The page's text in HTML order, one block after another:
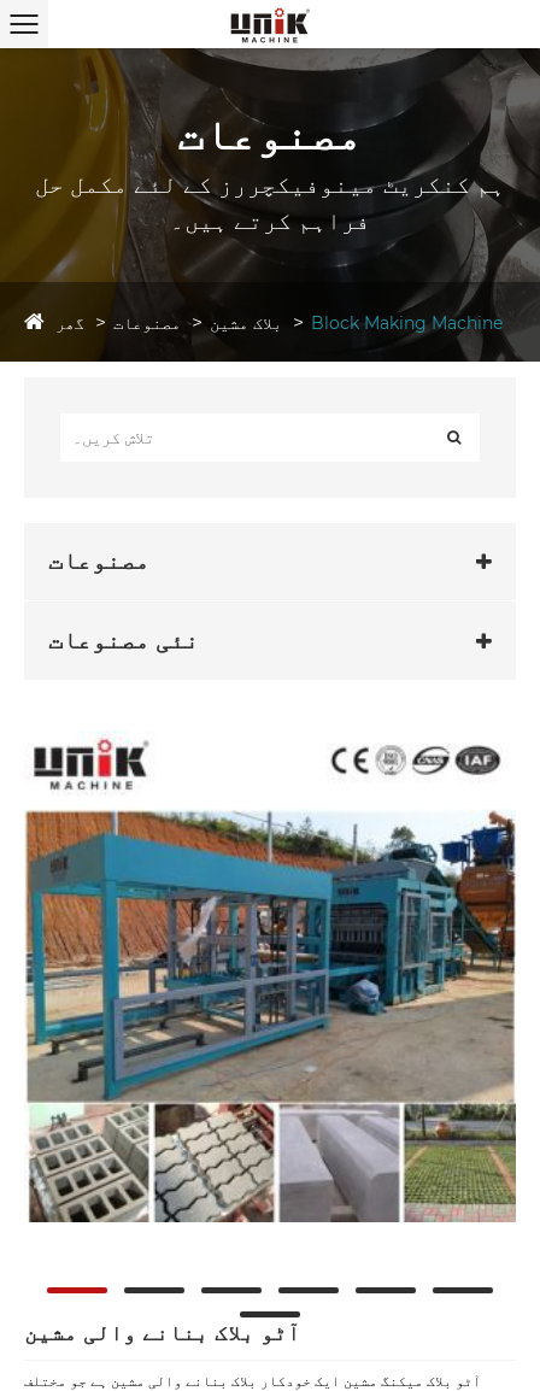
مصنوعات
ہم کنکریٹ مینوفیکچررز کے لئے مکمل حل
فراہم کرتے ہیں۔
گھر مصنوعات بلاک مشین Block Making Machine
مصنوعات
نئی مصنوعات
آٹو بلاک بنانے والی مشین
آٹو بلاک میکنگ مشین ایک خودکار بلاک بنانے والی مشین ہے جو مختلف